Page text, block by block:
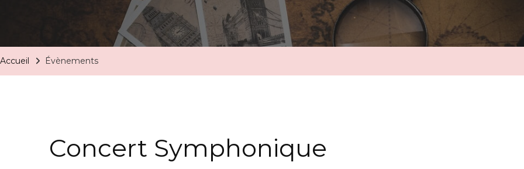
Accueil Évènements
Concert Symphonique